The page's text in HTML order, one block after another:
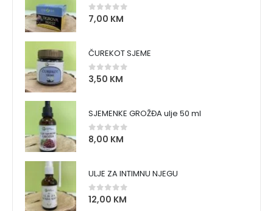
0 out of 5
7,00 KM
ČUREKOT SJEME
0 out of 5
3,50 KM
SJEMENKE GROŽĐA ulje 50 ml
0 out of 5
8,00 KM
ULJE ZA INTIMNU NJEGU
0out of 5
12,00 KM